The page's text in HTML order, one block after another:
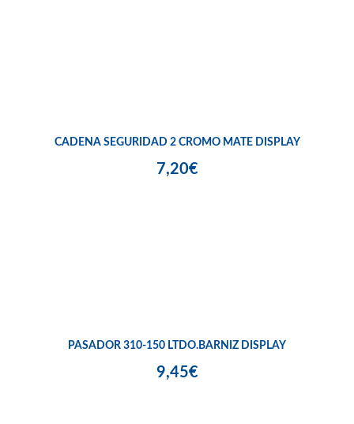
CADENA SEGURIDAD 2 CROMO MATE DISPLAY
7,20€
PASADOR 310-150 LTDO.BARNIZ DISPLAY
9,45€